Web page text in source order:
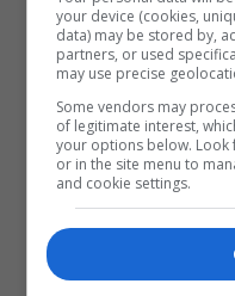
your device (cookies,
data) may be stored by,
partners, or used
may use precise
Some vendors may
of legitimate interest,
your options below.
or in the site menu to
and cookie settings.